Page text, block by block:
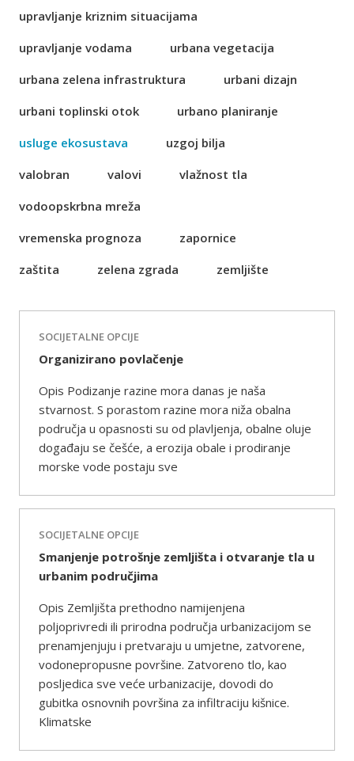
upravljanje kriznim situacijama
upravljanje vodama
urbana vegetacija
urbana zelena infrastruktura
urbani dizajn
urbani toplinski otok
urbano planiranje
usluge ekosustava
uzgoj bilja
valobran
valovi
vlažnost tla
vodoopskrbna mreža
vremenska prognoza
zapornice
zaštita
zelena zgrada zemljište
SOCIJETALNE OPCIJE
Organizirano povlačenje
Opis Podizanje razine mora danas je naša
stvarnost. S porastom razine mora niža obalna
područja u opasnosti su od plavljenja, obalne oluje
događaju se češće, a erozija obale i prodiranje
morske vode postaju sve
SOCIJETALNE OPCIJE
Smanjenje potrošnje zemljišta i otvaranje tla u
urbanim područjima
Opis Zemljišta prethodno namijenjena
poljoprivredi ili prirodna područja urbanizacijom se
prenamjenjuju i pretvaraju u umjetne, zatvorene,
vodonepropusne površine. Zatvoreno tlo, kao
posljedica sve veće urbanizacije, dovodi do
gubitka osnovnih površina za infiltraciju kišnice.
Klimatske